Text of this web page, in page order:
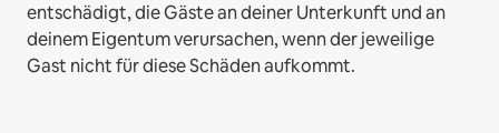
entschädigt, die Gäste an deiner Unterkunft und an
deinem Eigentum verursachen, wenn der jeweilige
Gast nicht für diese Schäden aufkommt.